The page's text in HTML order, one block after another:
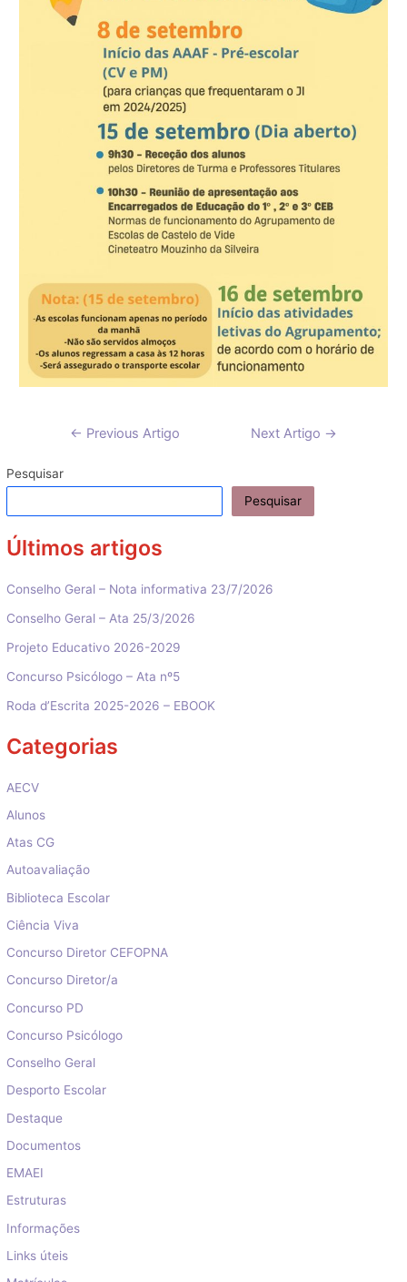
Navegação
artigos
← Previous Artigo Next Artigo →
Pesquisar
Pesquisar
Últimos artigos
Conselho Geral – Nota informativa 23/7/2026
Conselho Geral – Ata 25/3/2026
Projeto Educativo 2026-2029
Concurso Psicólogo – Ata nº5
Roda d’Escrita 2025-2026 – EBOOK
Categorias
AECV
Alunos
Atas CG
Autoavaliação
Biblioteca Escolar
Ciência Viva
Concurso Diretor CEFOPNA
Concurso Diretor/a
Concurso PD
Concurso Psicólogo
Conselho Geral
Desporto Escolar
Destaque
Documentos
EMAEI
Estruturas
Informações
Links úteis